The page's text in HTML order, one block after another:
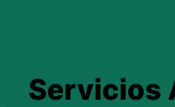
Servicios